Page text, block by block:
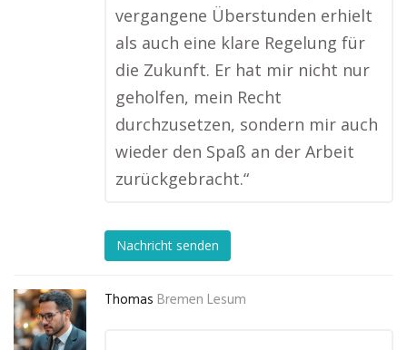
vergangene Überstunden erhielt
als auch eine klare Regelung für
die Zukunft. Er hat mir nicht nur
geholfen, mein Recht
durchzusetzen, sondern mir auch
wieder den Spaß an der Arbeit
zurückgebracht.“
Nachricht senden
Thomas Bremen Lesum